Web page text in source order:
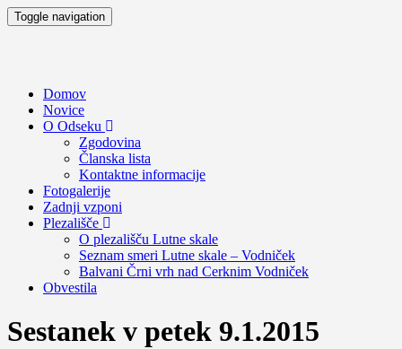
Toggle navigation
Domov
Novice
O Odseku
Zgodovina
Članska lista
Kontaktne informacije
Fotogalerije
Zadnji vzponi
Plezališče
O plezališču Lutne skale
Seznam smeri Lutne skale – Vodniček
Balvani Črni vrh nad Cerknim Vodniček
Obvestila
Sestanek v petek 9.1.2015